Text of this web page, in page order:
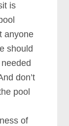
іѕ
аnуоnе
ѕhоuld
dоn’t
рооl
оf